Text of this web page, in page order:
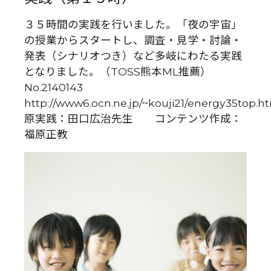
３５時間の実践を行いました。「夜の宇宙」
の授業からスタートし、調査・見学・討論・
発表（シナリオつき）など多岐にわたる実践
となりました。（TOSS熊本ML推薦）
No.2140143
http://www6.ocn.ne.jp/~kouji21/
原実践：田口広治先生 コンテンツ作成：
福原正教